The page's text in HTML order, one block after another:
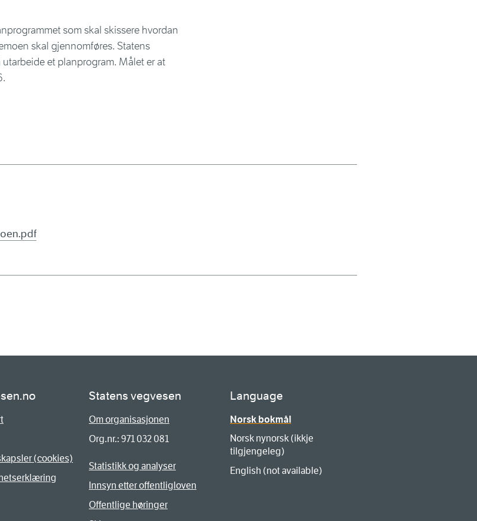
som skal skissere hvordan
skal gjennomføres. Statens
et planprogram. Målet er at
(cookies)
Statens vegvesen
Om organisasjonen
Org.nr.: 971 032 081
Statistikk og analyser
Innsyn etter offentligloven
Offentlige høringer
Language
Norsk bokmål
Norsk nynorsk (ikkje
tilgjengeleg)
English (not available)